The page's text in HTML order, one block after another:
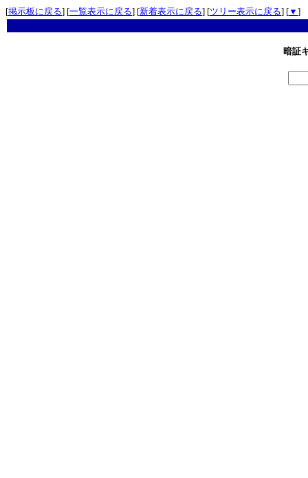
[掲示板に戻る] [一覧表示に戻る] [新着表示に戻る] [ツリー表示に戻る] [▼ ]
暗証